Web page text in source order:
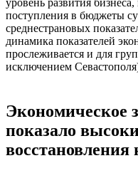
уровень развития
поступления в бюджеты
среднестрановых
динамика показателей
прослеживается и для
исключением
Экономическое
показало